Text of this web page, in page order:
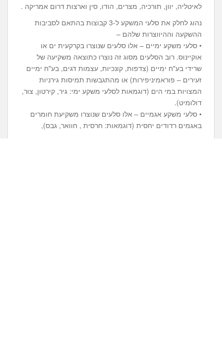
לאיטליה, יוון, תורכיה, מצרים, הודו, סין וארצות דרום אמריקה .
נהוג לחלק את סלעי המשקע ל-3 קבוצות בהתאם לסביבות
ההשקעה וההיווצרות שלהם –
• סלעי משקע ימיים – אלו סלעים שנוצרו בקרקעית ים או
אוקיינוס. רוב הסלעים מסוג זה נוצרו כתוצאה משקיעה של
שרידי בע"ח ימיים (צדפות, קונכיות, עצמות דגים, בע"ח ימיים
זעירים – פוראמיניפירות) או מהתגבשות תמיסות גירניות
המצויות במי הים (דוגמאות לסלעי משקע ימי: גיר, קירטון, צור,
דולומיט).
• סלעי משקע אגמיים – אלו סלעים שנוצרו משקיעת חומרים
באגמים רדודים יחסית (דוגמאות: חרסית , חוואר, גבס),